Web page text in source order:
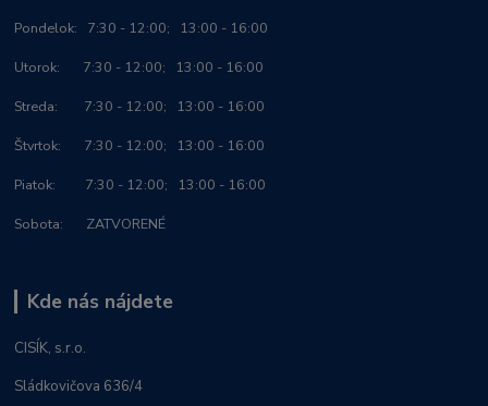
Pondelok: 7:30 - 12:00; 13:00 - 16:00
Utorok: 7:30 - 12:00; 13:00 - 16:00
Streda: 7:30 - 12:00; 13:00 - 16:00
Štvrtok: 7:30 - 12:00; 13:00 - 16:00
Piatok: 7:30 - 12:00; 13:00 - 16:00
Sobota: ZATVORENÉ
Kde nás nájdete
CISÍK, s.r.o.
Sládkovičova 636/4